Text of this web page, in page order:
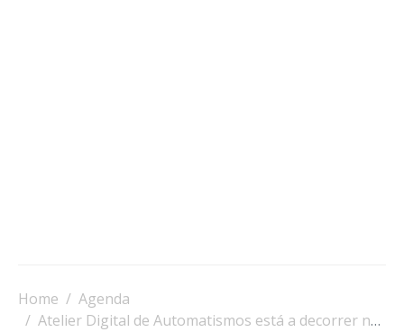
Home
Agenda
Atelier Digital de Automatismos está a decorrer no Centro juvenil